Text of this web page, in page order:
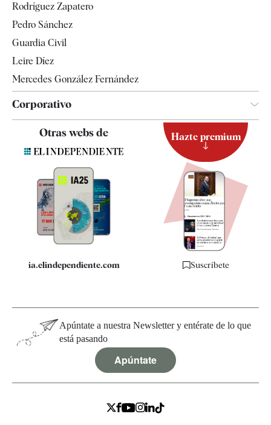
Televisión
Rodríguez Zapatero
Pedro Sánchez
Guardia Civil
Leire Díez
Mercedes González Fernández
Corporativo
Contacto
Quiénes somos
Especificaciones
Otras webs de
ia.elindependiente.com
Hazte premium
Suscríbete
Apúntate a nuestra Newsletter y entérate de lo que
está pasando
Apúntate